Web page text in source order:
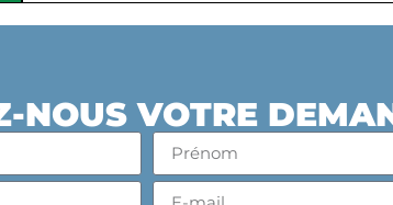
NOUS VOTRE